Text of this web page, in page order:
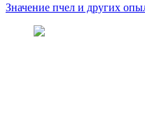
Значение пчел и других